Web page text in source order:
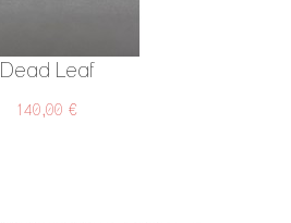
Dead Leaf
140,00 €